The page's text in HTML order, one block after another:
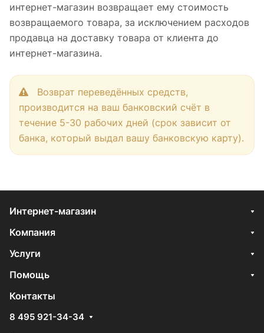
интернет-магазин возвращает ему стоимость
возвращаемого товара, за исключением расходов
продавца на доставку товара от клиента до
интернет-магазина.
Возврат переведённых средств,
производится на ваш банковский счёт в
течение 5-30 рабочих дней (срок зависит от
банка, который выдал вашу банковскую карту).
Интернет-магазин
Компания
Услуги
Помощь
Контакты
8 495 921-34-34